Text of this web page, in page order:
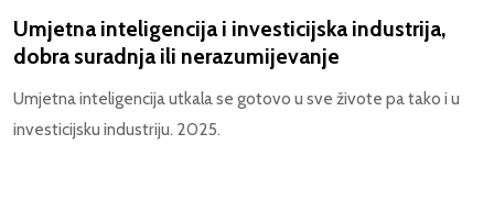
Umjetna inteligencija i investicijska industrija,
dobra suradnja ili nerazumijevanje
Umjetna inteligencija utkala se gotovo u sve živote pa tako i u
investicijsku industriju. 2025.